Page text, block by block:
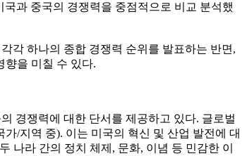
과 중국의 경쟁력을 중점적으로 비교 분석했
각 하나의 종합 경쟁력 순위를 발표하는 반면,
향을 미칠 수 있다.
경쟁력에 대한 단서를 제공하고 있다. 글로벌
/지역 중). 이는 미국의 혁신 및 산업 발전에 대
나라 간의 정치 체제, 문화, 이념 등 민감한 이